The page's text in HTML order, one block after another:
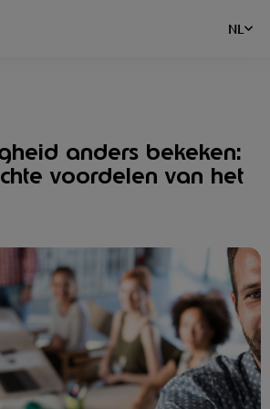
NL
anders bekeken:
voordelen van het